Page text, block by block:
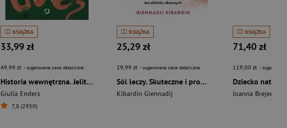
KSIĄŻKA
33,99 zł
49,99 zł - sugerowana cena detaliczna
Historia wewnętrzna. Jelita – najbardziej fascynujący organ naszego ciała
Giulia Enders
7,8 (2950)
KSIĄŻKA
25,29 zł
29,99 zł - sugerowana cena detaliczna
Sól leczy. Skuteczne i proste terapie
Kibardin Giennadij
KSIĄŻKA
71,40 zł
119,00 zł -
Dziecko
Joanna Brejecka-